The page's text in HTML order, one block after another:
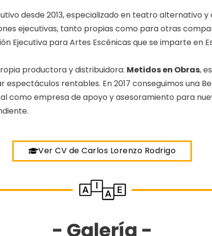
desde 2013, especializado en teatro alternativo y
ejecutivas, tanto propias como para otras
Ejecutiva para Artes Escénicas que se imparte en
productora y distribuidora: Metidos en Obras,
rentables. En 2017 conseguimos una
como empresa de apoyo y asesoramiento para
Ver CV de Carlos Lorenzo Rodrigo
- Galería -